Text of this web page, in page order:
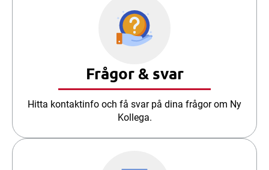
Frågor & svar
Hitta kontaktinfo och få svar på dina frågor om Ny
Kollega.